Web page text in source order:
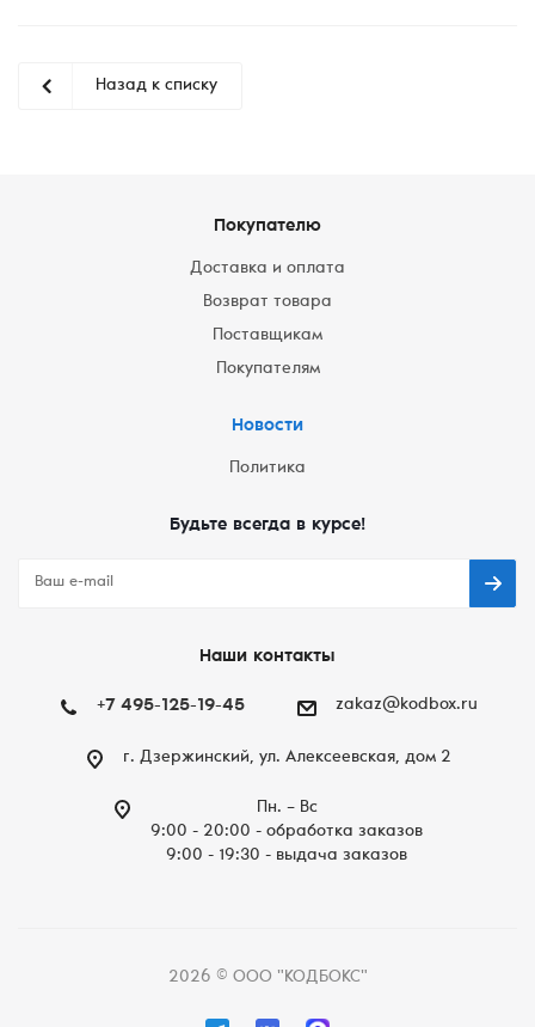
Назад к списку
Покупателю
Доставка и оплата
Возврат товара
Поставщикам
Покупателям
Новости
Политика
Будьте всегда в курсе!
Наши контакты
+7 495-125-19-45 zakaz@kodbox.ru
г. Дзержинский, ул. Алексеевская, дом 2
Пн. – Вc
9:00 - 20:00 - обработка заказов
9:00 - 19:30 - выдача заказов
2026 © ООО "КОДБОКС"